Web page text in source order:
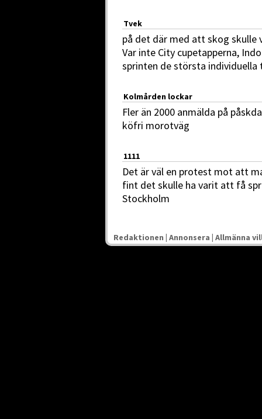
Tvek
på det där med att skog
Var inte City cupetapperna,
sprinten de största
Kolmården lockar
Fler än 2000 anmälda på
köfri morotväg
1111
Det är väl en protest mot att
fint det skulle ha varit att få
Stockholm
Redaktionen | Annonsera | Allmänna